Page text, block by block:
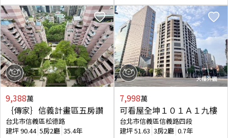
9,388萬
｛傳家｝信義計畫區五房讚
台北市信義區松德路
建坪90.44 5房2廳 35.4年
7,998萬
可看屋全坤１０１Ａ１九樓
台北市信義區信義路四段
建坪51.63 3房2廳 0.7年